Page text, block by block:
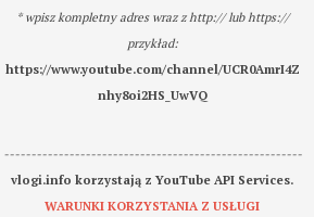
* wpisz kompletny adres wraz z http:// lub https://
przykład:
https://www.youtube.com/channel/UCR0AmrI4Z
nhy8oi2HS_UwVQ
-------------------------------------------------------
vlogi.info korzystają z YouTube API Services.
WARUNKI KORZYSTANIA Z USŁUGI